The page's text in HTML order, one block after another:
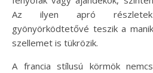
Az ilyen apró
gyönyörködtetővé teszik a
szellemet is tükrözik.
A francia stílusú körmök